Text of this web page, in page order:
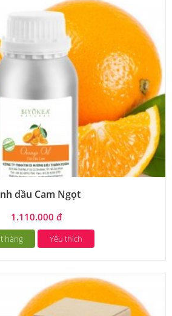
dầu Cam Ngọt
1.110.000 đ
hàng Yêu thích